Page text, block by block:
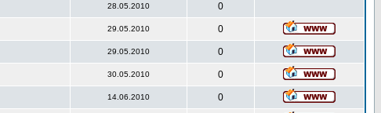
28.05.2010 0
29.05.2010 0
29.05.2010 0
30.05.2010 0
14.06.2010 0